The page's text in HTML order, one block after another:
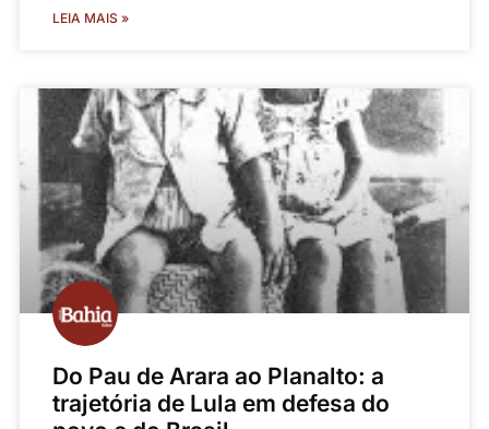
LEIA MAIS »
Do Pau de Arara ao Planalto: a
trajetória de Lula em defesa do